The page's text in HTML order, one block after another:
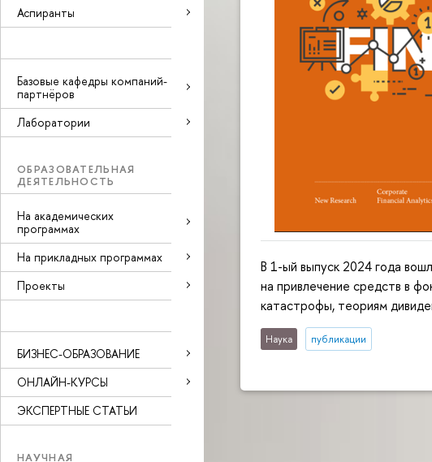
Аспиранты
Базовые кафедры компаний-
партнёров
Лаборатории
ОБРАЗОВАТЕЛЬНАЯ
ДЕЯТЕЛЬНОСТЬ
На академических
программах
На прикладных программах
Проекты
БИЗНЕС-ОБРАЗОВАНИЕ
ОНЛАЙН-КУРСЫ
ЭКСПЕРТНЫЕ СТАТЬИ
НАУЧНАЯ
В 1-ый выпуск 2024 года
на привлечение средств в
катастрофы, теориям
Наука публикации